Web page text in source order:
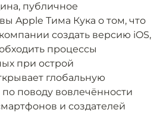
публичное
Apple Тима Кука о том, что
создать версию iOS,
процессы
при острой
глобальную
поводу вовлечённости
и создателей